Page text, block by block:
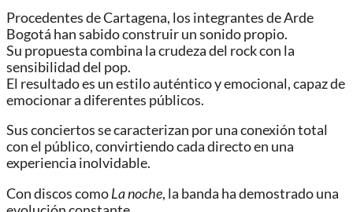
Procedentes de Cartagena, los integrantes de Arde
Bogotá han sabido construir un sonido propio.
Su propuesta combina la crudeza del rock con la
sensibilidad del pop.
El resultado es un estilo auténtico y emocional, capaz de
emocionar a diferentes públicos.
Sus conciertos se caracterizan por una conexión total
con el público, convirtiendo cada directo en una
experiencia inolvidable.
Con discos comoLa noche, la banda ha demostrado una